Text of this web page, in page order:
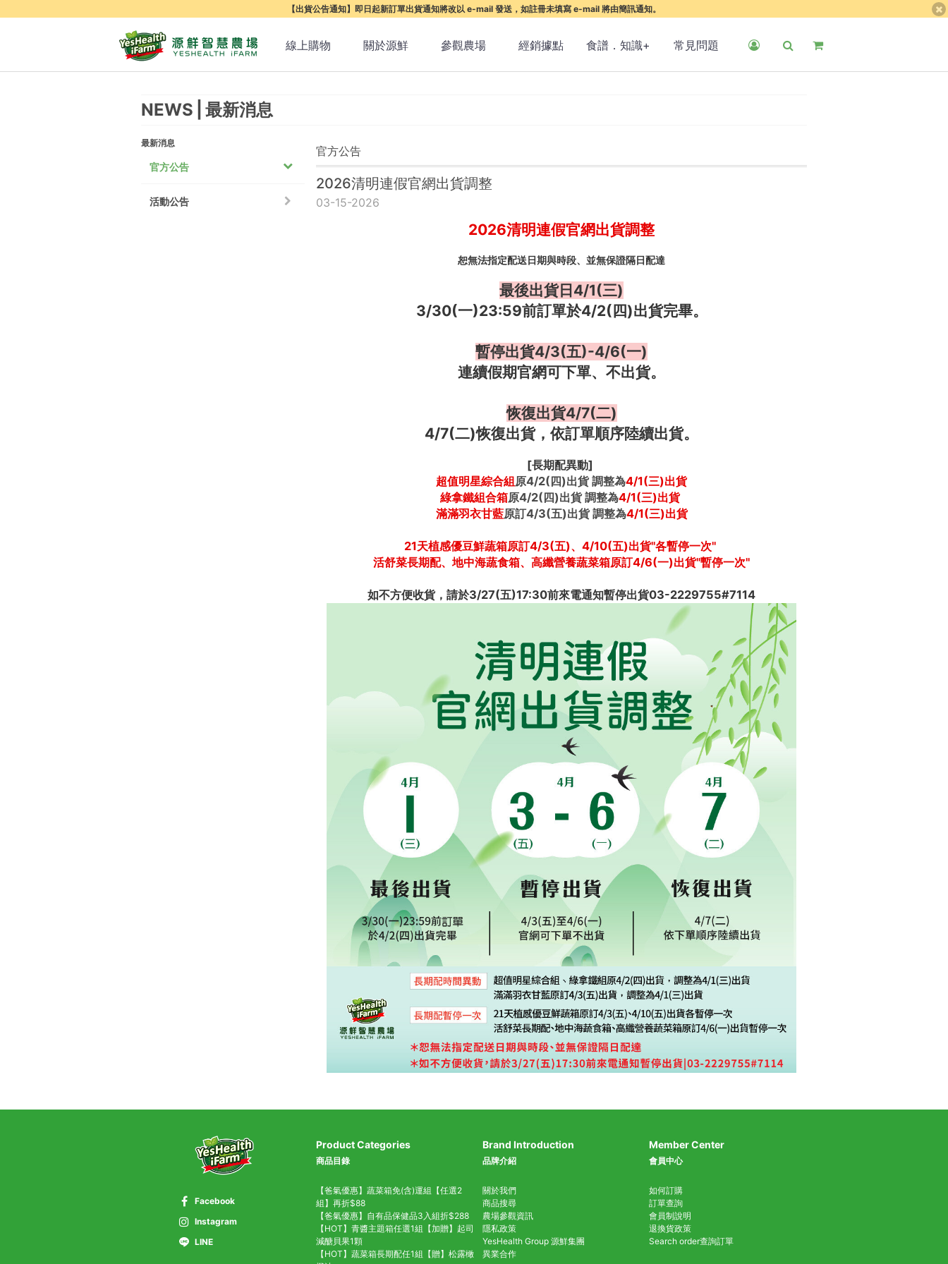
【出貨公告通知】即日起新訂單出貨通知將改以 e-mail 發送，如註冊未填寫 e-mail 將由簡訊通知。
線上購物 關於源鮮 參觀農場 經銷據點 食譜．知識+ 常見問題
NEWS 最新消息
最新消息
官方公告
活動公告
官方公告
2026清明連假官網出貨調整
03-15-2026
2026清明連假官網出貨調整
恕無法指定配送日期與時段、並無保證隔日配達
最後出貨日4/1(三)
3/30(一)23:59前訂單於4/2(四)出貨完畢。
暫停出貨4/3(五)-4/6(一)
連續假期官網可下單、不出貨。
恢復出貨4/7(二)
4/7(二)恢復出貨，依訂單順序陸續出貨。
[長期配異動]
超值明星綜合組原4/2(四)出貨 調整為4/1(三)出貨
綠拿鐵組合箱原4/2(四)出貨 調整為4/1(三)出貨
滿滿羽衣甘藍原訂4/3(五)出貨 調整為4/1(三)出貨
21天植感優豆鮮蔬箱原訂4/3(五)、4/10(五)出貨"各暫停一次"
活舒菜長期配、地中海蔬食箱、高纖營養蔬菜箱原訂4/6(一)出貨"暫停一次"
如不方便收貨，請於3/27(五)17:30前來電通知暫停出貨03-2229755#7114
Facebook
Instagram
LINE
Product Categories
商品目錄
【爸氣優惠】蔬菜箱免(含)運組【任選2
組】再折$88
【爸氣優惠】自有品保健品3入組折$288
【HOT】青醬主題箱任選1組【加贈】起司
減醣貝果1顆
【HOT】蔬菜箱長期配任1組【贈】松露橄
Brand Introduction
品牌介紹
關於我們
商品搜尋
農場參觀資訊
隱私政策
YesHealth Group 源鮮集團
異業合作
Member Center
會員中心
如何訂購
訂單查詢
會員制說明
退換貨政策
Search order查詢訂單